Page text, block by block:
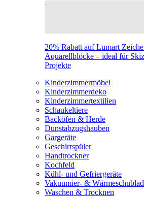
20% Rabatt auf Lumart
Aquarellblöcke – ideal für
Projekte
Kinderzimmermöbel
Kinderzimmerdeko
Kinderzimmertextilien
Schaukeltiere
Backöfen & Herde
Dunstabzugshauben
Gargeräte
Geschirrspüler
Handtrockner
Kochfeld
Kühl- und Gefriergeräte
Vakuumier- &
Waschen & Trocknen